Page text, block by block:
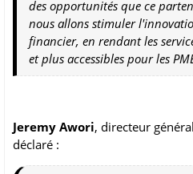
des opportunités que ce
nous allons stimuler
financier, en rendant les
et plus accessibles pour les
Jeremy Awori, directeur
déclaré :